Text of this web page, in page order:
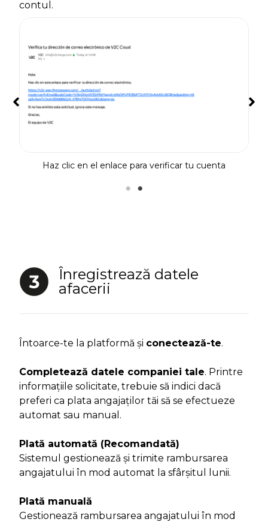
contul.
Haz clic en el enlace para verificar tu cuenta
Înregistrează datele
afacerii
Întoarce-te la platformă și conectează-te.
Completează datele companiei tale. Printre
informațiile solicitate, trebuie să indici dacă
preferi ca plata angajaților tăi să se efectueze
automat sau manual.
Plată automată (Recomandată)
Sistemul gestionează și trimite rambursarea
angajatului în mod automat la sfârșitul lunii.
Plată manuală
Gestionează rambursarea angajatului în mod